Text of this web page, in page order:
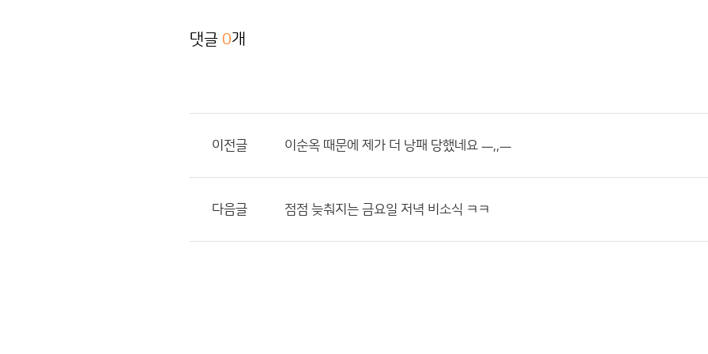
댓글 0개
이전글 이순옥 때문에 제가 더 낭패 당했네요 ㅡ,,ㅡ
다음글 점점 늦춰지는 금요일 저녁 비소식 ㅋㅋ